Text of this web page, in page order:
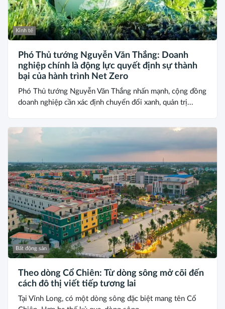
Kinh tế
Phó Thủ tướng Nguyễn Văn Thắng: Doanh
nghiệp chính là động lực quyết định sự thành
bại của hành trình Net Zero
Phó Thủ tướng Nguyễn Văn Thắng nhấn mạnh, cộng đồng
doanh nghiệp cần xác định chuyển đổi xanh, quản trị...
Bất động sản
Theo dòng Cổ Chiên: Từ dòng sông mở cõi đến
cách đô thị viết tiếp tương lai
Tại Vĩnh Long, có một dòng sông đặc biệt mang tên Cổ